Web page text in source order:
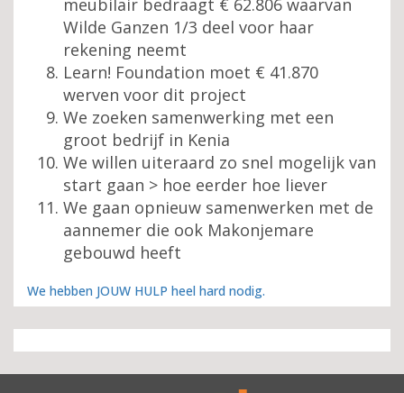
meubilair bedraagt € 62.806 waarvan
Wilde Ganzen 1/3 deel voor haar
rekening neemt
Learn! Foundation moet € 41.870
werven voor dit project
We zoeken samenwerking met een
groot bedrijf in Kenia
We willen uiteraard zo snel mogelijk van
start gaan > hoe eerder hoe liever
We gaan opnieuw samenwerken met de
aannemer die ook Makonjemare
gebouwd heeft
We hebben JOUW HULP heel hard nodig.